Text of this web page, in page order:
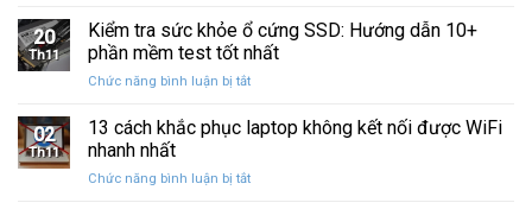
và
khôi
Phải
Trên
10:
Dẫn
Phục
Sự
Cố
Click
Phải
10:
20
Th11
Kiểm tra sức khỏe ổ cứng SSD: Hướng dẫn 10+
phần mềm test tốt nhất
Chức năng bình luận bị tắtở
tra
sức
ổ
02
Th11
13 cách khắc phục laptop không kết nối được WiFi
nhanh nhất
Chức năng bình luận bị tắtở